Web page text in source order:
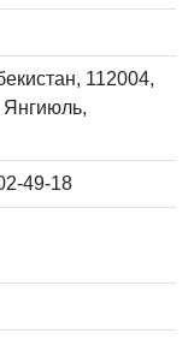
112004,
Янгиюль,
49-18